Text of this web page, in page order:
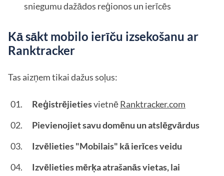
sniegumu dažādos reģionos un ierīcēs
Kā sākt mobilo ierīču izsekošanu ar
Ranktracker
Tas aizņem tikai dažus soļus:
ReģistrējietiesvietnēRanktracker.com
Pievienojiet savu domēnu un atslēgvārdus
Izvēlieties "Mobilais" kā ierīces veidu
Izvēlieties mērķa atrašanās vietas, lai